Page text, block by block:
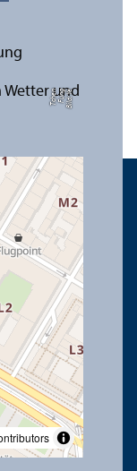
Bil
d:
Y
e
F
u
n
g
T
c
h
e
n